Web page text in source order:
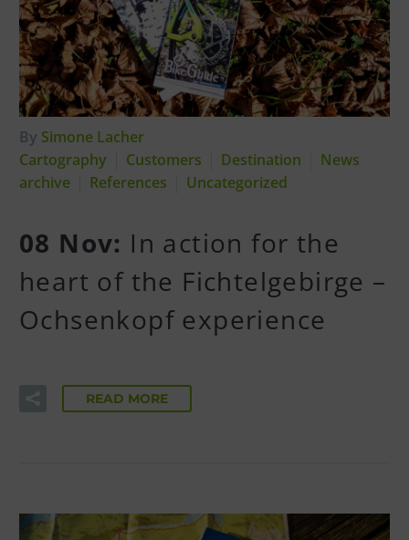
By Simone Lacher
Cartography
Customers Destination
News
archive
References Uncategorized
08 Nov: In action for the
heart of the Fichtelgebirge –
Ochsenkopf experience
READ MORE